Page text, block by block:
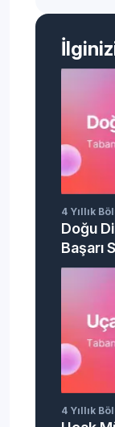
4 Yıllık
Doğu
Başarı
4 Yıllık